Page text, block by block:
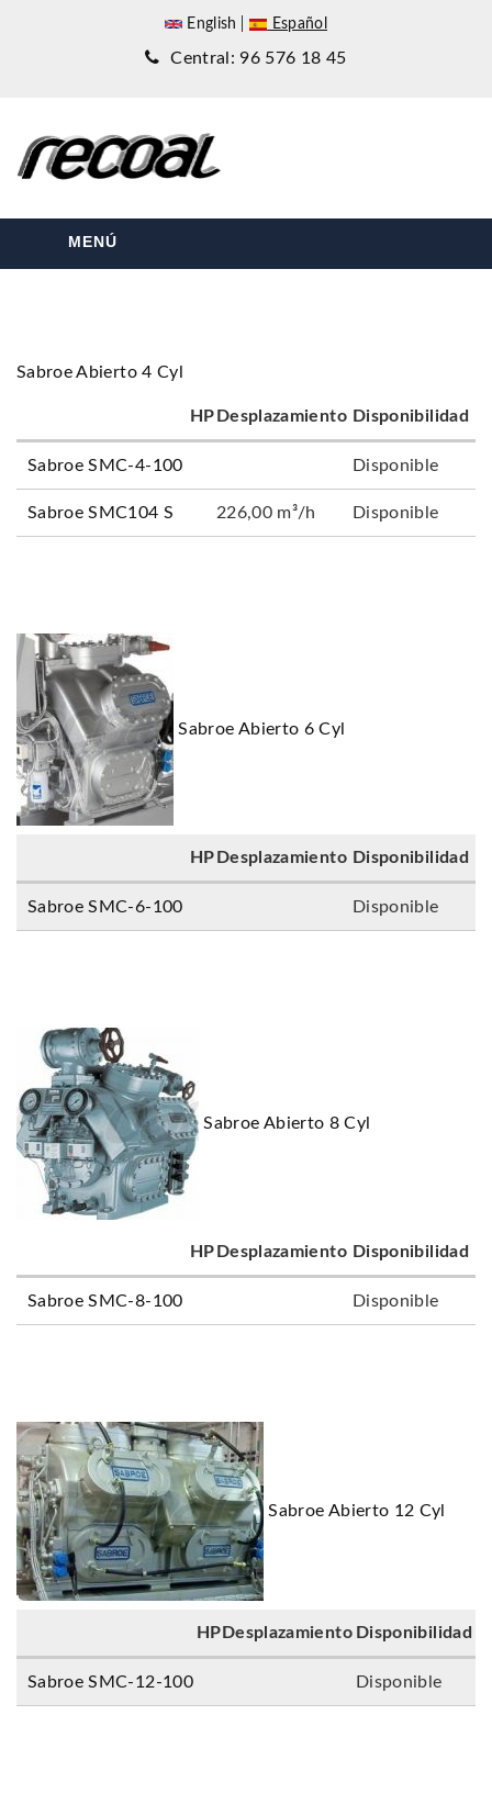
English Español
Central: 96 576 18 45
MENÚ
Sabroe Abierto 4 Cyl
HP Desplazamiento Disponibilidad
Sabroe SMC-4-100 Disponible
Sabroe SMC104 S 226,00 m³/h Disponible
Sabroe Abierto 6 Cyl
HP Desplazamiento Disponibilidad
Sabroe SMC-6-100 Disponible
Sabroe Abierto 8 Cyl
HP Desplazamiento Disponibilidad
Sabroe SMC-8-100 Disponible
Sabroe Abierto 12 Cyl
HP Desplazamiento Disponibilidad
Sabroe SMC-12-100 Disponible